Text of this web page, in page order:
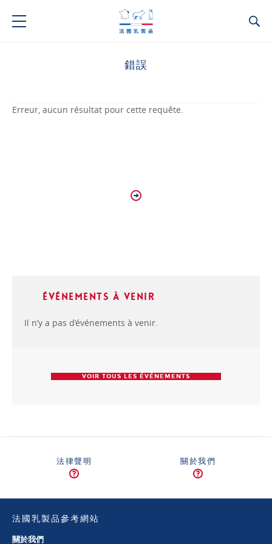
錯誤
Erreur, aucun résultat pour cette requête.
Événements à venir
Il n’y a pas d’événements à venir.
VOIR TOUS LES ÉVÉNEMENTS
法律聲明 關於我們
法國乳製品參考網站
關於我們